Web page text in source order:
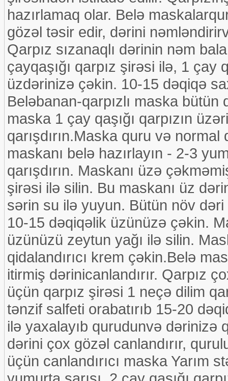
hazırlamaq olar. Belə
gözəl təsir edir, dərini
Qarpız sızanaqlı dərinin nəm
çayqaşığı qarpız şirəsi ilə, 1 çay
üzdərinizə çəkin. 10-15 dəqiqə
Beləbanan-qarpızlı maska
maska 1 çay qaşığı qarpızın
qarışdırın.Maska quru və
maskanı belə hazırlayın - 2-3
qarışdırın. Maskanı üzə
şirəsi ilə silin. Bu maskanı üz
sərin su ilə yuyun. Bütün növ
10-15 dəqiqəlik üzünüzə çəkin.
üzünüzü zeytun yağı ilə silin.
qidalandırıcı krem çəkin.Belə
itirmiş dərinicanlandırır. Qarpız
üçün qarpız şirəsi 1 neçə dilim
tənzif salfeti orabatırıb 15-20
ilə yaxalayıb qurudunvə dərinizə
dərini çox gözəl canlandırır,
üçün canlandırıcı maska Yarım